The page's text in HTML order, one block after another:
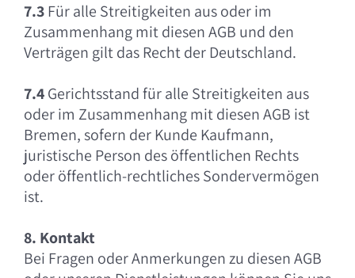
7.3Für alle Streitigkeiten aus oder im
Zusammenhang mit diesen AGB und den
Verträgen gilt das Recht der Deutschland.
7.4Gerichtsstand für alle Streitigkeiten aus
oder im Zusammenhang mit diesen AGB ist
Bremen, sofern der Kunde Kaufmann,
juristische Person des öffentlichen Rechts
oder öffentlich-rechtliches Sondervermögen
ist.
8. Kontakt
Bei Fragen oder Anmerkungen zu diesen AGB